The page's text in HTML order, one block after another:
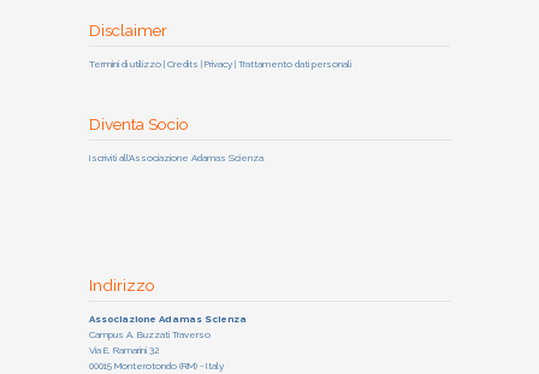
Disclaimer
Termini di utilizzo | Credits | Privacy | Trattamento dati personali
Diventa Socio
Iscriviti all'Associazione Adamas Scienza
Indirizzo
Associazione Adamas Scienza
Campus A. Buzzati Traverso
Via E. Ramarini 32
00015 Monterotondo (RM) - Italy